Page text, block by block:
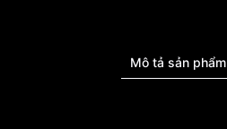
Mô tả sản phẩm